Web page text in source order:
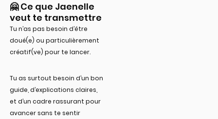
🤗 Ce que Jaenelle
veut te transmettre
Tu n’as pas besoin d’être
doué(e) ou particulièrement
créatif(ve) pour te lancer.
Tu as surtout besoin d’un bon
guide, d’explications claires,
et d’un cadre rassurant pour
avancer sans te sentir